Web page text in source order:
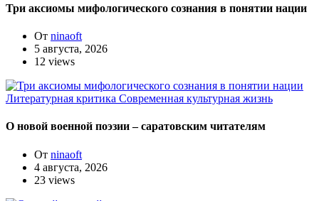
Три аксиомы мифологического сознания в понятии нации
От ninaoft
5 августа, 2026
12 views
Литературная критика Современная культурная жизнь
О новой военной поэзии – саратовским читателям
От ninaoft
4 августа, 2026
23 views